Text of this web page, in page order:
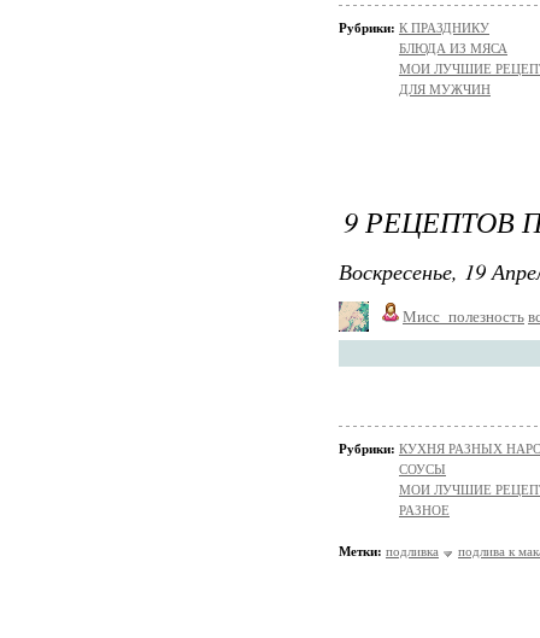
Рубрики: К ПРАЗДНИКУ
БЛЮДА ИЗ МЯСА
МОИ ЛУЧШИЕ
ДЛЯ МУЖЧИН
9 РЕЦЕПТОВ
Воскресенье, 19
Мисс_полезность
Рубрики: КУХНЯ РАЗНЫХ
СОУСЫ
МОИ ЛУЧШИЕ
РАЗНОЕ
Метки: подливка подлива к